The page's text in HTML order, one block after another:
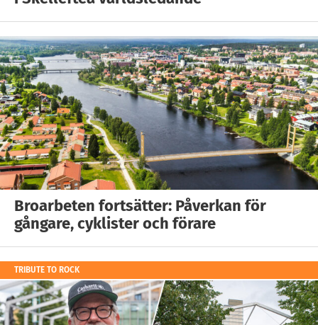
Broarbeten fortsätter: Påverkan för
gångare, cyklister och förare
TRIBUTE TO ROCK